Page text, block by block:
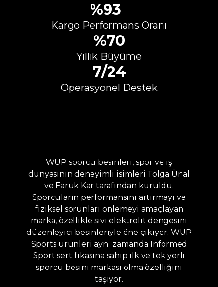
%93
Kargo Performans Oranı
%70
Yıllık Büyüme
7/24
Operasyonel Destek
WUP sporcu besinleri, spor ve iş
dünyasının deneyimli isimleri Tolga Ünal
ve Faruk Kar tarafından kuruldu.
Sporcuların performansını artırmayı ve
fiziksel sorunları önlemeyi amaçlayan
marka, özellikle sıvı elektrolit dengesini
düzenleyici besinleriyle öne çıkıyor. WUP
Sports ürünleri aynı zamanda Informed
Sport sertifikasına sahip ilk ve tek yerli
sporcu besini markası olma özelliğini
taşıyor.